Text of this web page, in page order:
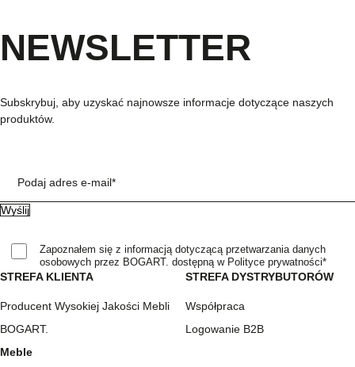
STREFA KLIENTA
Producent Wysokiej Jakości Mebli
BOGART.
Meble
STREFA DYSTRYBUTORÓW
Współpraca
Logowanie B2B
NEWSLETTER
Subskrybuj, aby uzyskać najnowsze informacje dotyczące naszych
produktów.
Podaj adres e-mail*
Zapoznałem się z informacją dotyczącą przetwarzania danych
osobowych przez BOGART. dostępną w Polityce prywatności*